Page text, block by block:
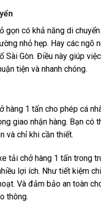
gọn có khả năng di
nhỏ hẹp. Hay các ngõ
Sài Gòn. Điều này giúp
tiện và nhanh chóng.
hàng 1 tấn cho phép cá
giao nhận hàng. Bạn có
và chỉ khi cần thiết.
tải chở hàng 1 tấn trong
lợi ích. Như tiết kiệm
Và đảm bảo an toàn
thông.